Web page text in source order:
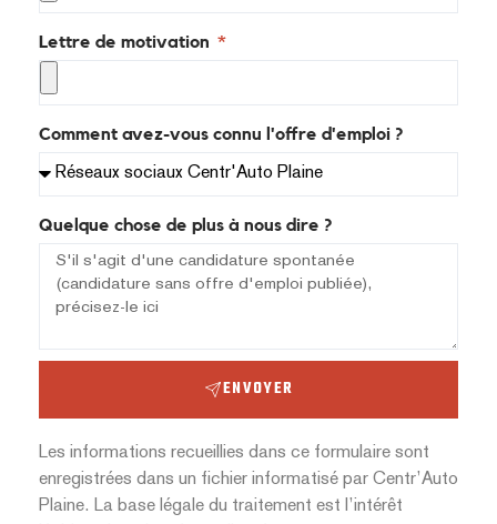
Lettre de motivation
Comment avez-vous connu l'offre d'emploi ?
Quelque chose de plus à nous dire ?
ENVOYER
Les informations recueillies dans ce formulaire sont
enregistrées dans un fichier informatisé par Centr’Auto
Plaine. La base légale du traitement est l’intérêt